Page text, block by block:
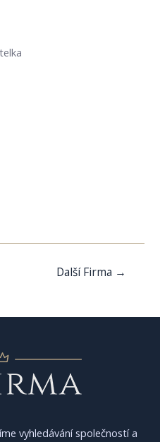
Další Firma →
vyhledávání společností a